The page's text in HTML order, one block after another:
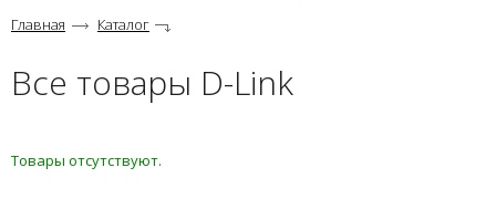
Главная Каталог
Все товары D-Link
Товары отсутствуют.